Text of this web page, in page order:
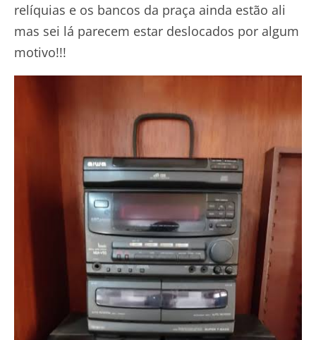
relíquias e os bancos da praça ainda estão ali
mas sei lá parecem estar deslocados por algum
motivo!!!